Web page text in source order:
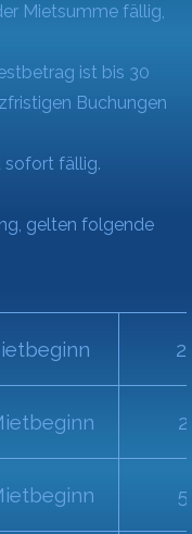
Mietsumme fällig,
ist bis 30
Buchungen
sofort fällig.
gelten folgende